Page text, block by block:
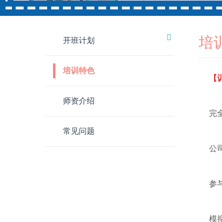
开班计划
培训特色
师资介绍
常见问题
培